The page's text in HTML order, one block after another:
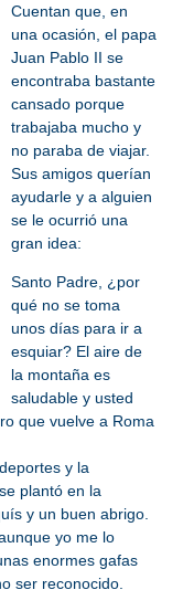
Cuentan que, en
una ocasión, el papa
Juan Pablo II se
encontraba bastante
cansado porque
trabajaba mucho y
no paraba de viajar.
Sus amigos querían
ayudarle y a alguien
se le ocurrió una
gran idea:
Santo Padre, ¿por
qué no se toma
unos días para ir a
esquiar? El aire de
la montaña es
saludable y usted
que vuelve a Roma
y la
plantó en la
y un buen abrigo.
yo me lo
enormes gafas
ser reconocido.